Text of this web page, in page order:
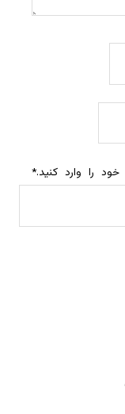
خود را وارد کنید.*